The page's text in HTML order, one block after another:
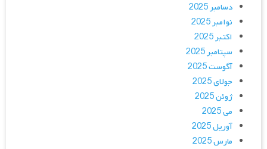
دسامبر 2025
نوامبر 2025
اکتبر 2025
سپتامبر 2025
آگوست 2025
جولای 2025
ژوئن 2025
می 2025
آوریل 2025
مارس 2025